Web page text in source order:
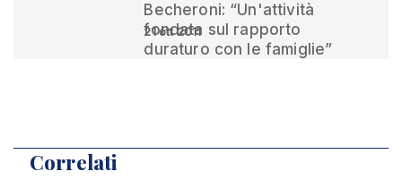
Becheroni: “Un'attività
fondata sul rapporto
duraturo con le famiglie”
21 ott 2011
Correlati